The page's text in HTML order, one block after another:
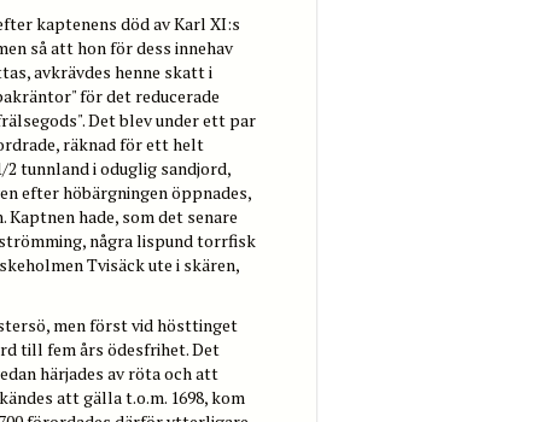
kaptenens död av Karl XI:s
så att hon för dess innehav
avkrävdes henne skatt i
för det reducerade
Det blev under ett par
räknad för ett helt
2 tunnland i oduglig sandjord,
efter höbärgningen öppnades,
hade, som det senare
några lispund torrfisk
Tvisäck ute i skären,
men först vid hösttinget
till fem års ödesfrihet. Det
härjades av röta och att
att gälla t.o.m. 1698, kom